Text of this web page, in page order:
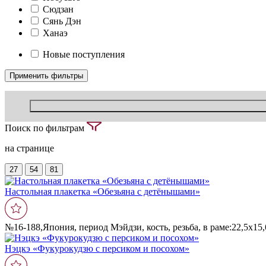
Сюдзан
Сянь Дэн
Ханаэ
Новые поступления
Поиск по фильтрам
на странице
27 54 81
Настольная плакетка «Обезьяна с детëнышами»
№16-188,Япония, период Мэйдзи, кость, резьба, в
Нэцкэ «Фукурокудзю с персиком и посохом»